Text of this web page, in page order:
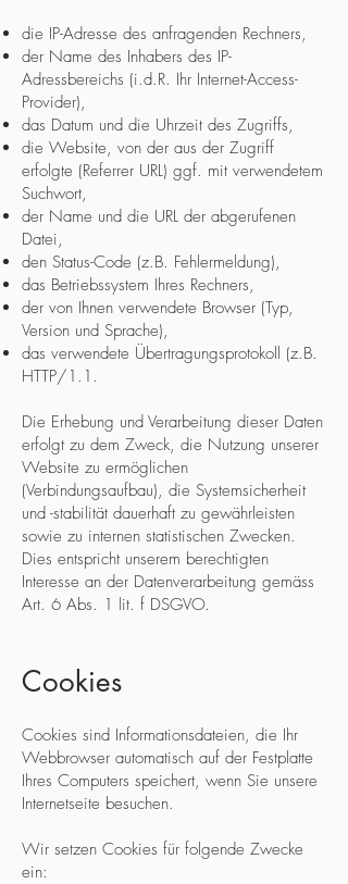
die IP-Adresse des anfragenden Rechners,
der Name des Inhabers des IP-
Adressbereichs (i.d.R. Ihr Internet-Access-
Provider),
das Datum und die Uhrzeit des Zugriffs,
die Website, von der aus der Zugriff
erfolgte (Referrer URL) ggf. mit verwendetem
Suchwort,
der Name und die URL der abgerufenen
Datei,
den Status-Code (z.B. Fehlermeldung),
das Betriebssystem Ihres Rechners,
der von Ihnen verwendete Browser (Typ,
Version und Sprache),
das verwendete Übertragungsprotokoll (z.B.
HTTP/1.1.
Die Erhebung und Verarbeitung dieser Daten
erfolgt zu dem Zweck, die Nutzung unserer
Website zu ermöglichen
(Verbindungsaufbau), die Systemsicherheit
und -stabilität dauerhaft zu gewährleisten
sowie zu internen statistischen Zwecken.
Dies entspricht unserem berechtigten
Interesse an der Datenverarbeitung gemäss
Art. 6 Abs. 1 lit. f DSGVO.
Cookies
Cookies sind Informationsdateien, die Ihr
Webbrowser automatisch auf der Festplatte
Ihres Computers speichert, wenn Sie unsere
Internetseite besuchen.
Wir setzen Cookies für folgende Zwecke
ein: